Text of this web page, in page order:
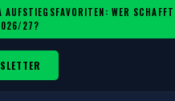
WER SCHAFFT
27?